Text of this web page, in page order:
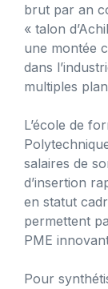
brut par an
« talon
une montée
dans
multiples
L’école de
salaires de
d’insertion
en statut
permettent
PME
Pour